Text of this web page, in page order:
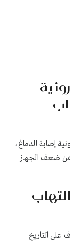
إصابة الدماغ،
ضعف الجهاز
التاريخ